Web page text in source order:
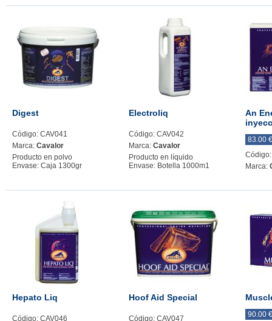
Digest
Código: CAV041
Marca: Cavalor
Producto en polvo
Envase: Caja 1300gr
Electroliq
Código: CAV042
Marca: Cavalor
Producto en líquido
Envase: Botella 1000m1
An
83.00 €
Marca:
Hepato Liq
Código: CAV046
Hoof Aid Special
Código: CAV047
90.00 €